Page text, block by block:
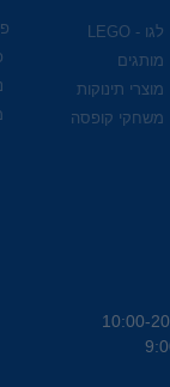
לגו - LEGO
מותגים
מוצרי תינוקות
משחקי קופסה